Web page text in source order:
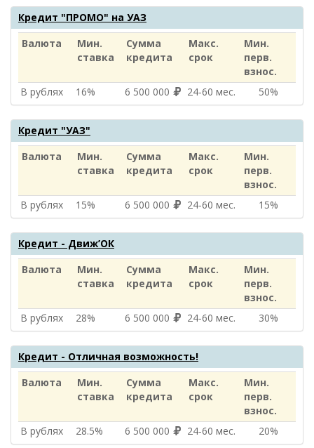
Кредит "ПРОМО" на УАЗ
Валюта
Мин.
ставка
Сумма
кредита
Макс.
срок
Мин.
перв.
взнос.
В рублях
16% 6 500 000 24‑60 мес. 50%
Кредит "УАЗ"
Валюта
Мин.
ставка
Сумма
кредита
Макс.
срок
Мин.
перв.
взнос.
В рублях
15% 6 500 000 24‑60 мес. 15%
Кредит - Движ’ОК
Валюта
Мин.
ставка
Сумма
кредита
Макс.
срок
Мин.
перв.
взнос.
В рублях
28% 6 500 000 24‑60 мес. 30%
Кредит - Отличная возможность!
Валюта
Мин.
ставка
Сумма
кредита
Макс.
срок
Мин.
перв.
взнос.
В рублях
28.5% 6 500 000 24‑60 мес. 20%